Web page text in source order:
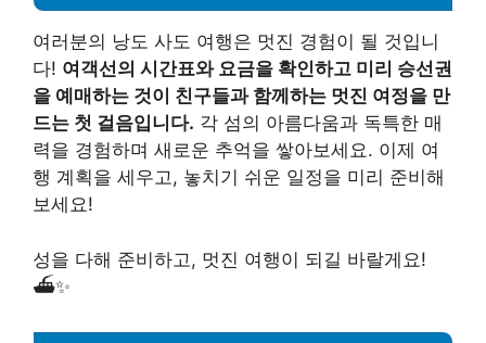
여러분의 낭도 사도 여행은 멋진 경험이 될 것입니
다! 여객선의 시간표와 요금을 확인하고 미리 승선권
을 예매하는 것이 친구들과 함께하는 멋진 여정을 만
드는 첫 걸음입니다. 각 섬의 아름다움과 독특한 매
력을 경험하며 새로운 추억을 쌓아보세요. 이제 여
행 계획을 세우고, 놓치기 쉬운 일정을 미리 준비해
보세요!
성을 다해 준비하고, 멋진 여행이 되길 바랄게요!
⛴️✨